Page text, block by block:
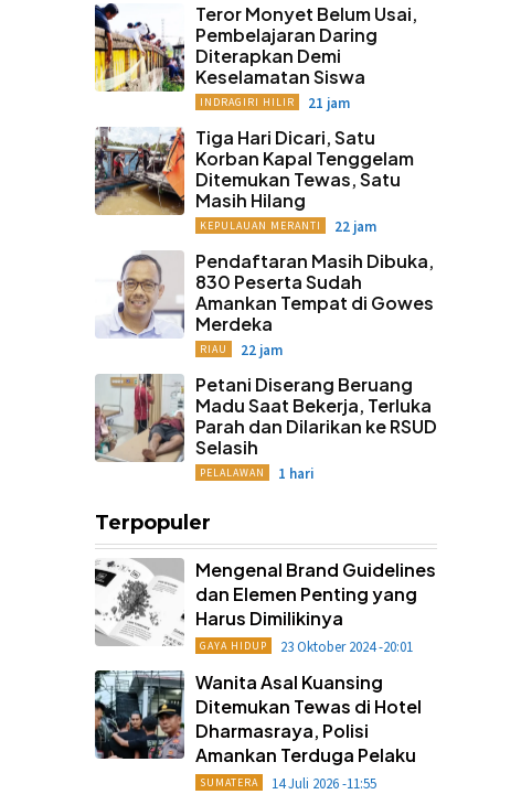
Teror Monyet Belum Usai,
Pembelajaran Daring
Diterapkan Demi
Keselamatan Siswa
INDRAGIRI HILIR 21 jam
Tiga Hari Dicari, Satu
Korban Kapal Tenggelam
Ditemukan Tewas, Satu
Masih Hilang
KEPULAUAN MERANTI 22 jam
Pendaftaran Masih Dibuka,
830 Peserta Sudah
Amankan Tempat di Gowes
Merdeka
RIAU 22 jam
Petani Diserang Beruang
Madu Saat Bekerja, Terluka
Parah dan Dilarikan ke RSUD
Selasih
PELALAWAN 1 hari
Terpopuler
Mengenal Brand Guidelines
dan Elemen Penting yang
Harus Dimilikinya
GAYA HIDUP 23 Oktober 2024 -20:01
Wanita Asal Kuansing
Ditemukan Tewas di Hotel
Dharmasraya, Polisi
Amankan Terduga Pelaku
SUMATERA 14 Juli 2026 -11:55